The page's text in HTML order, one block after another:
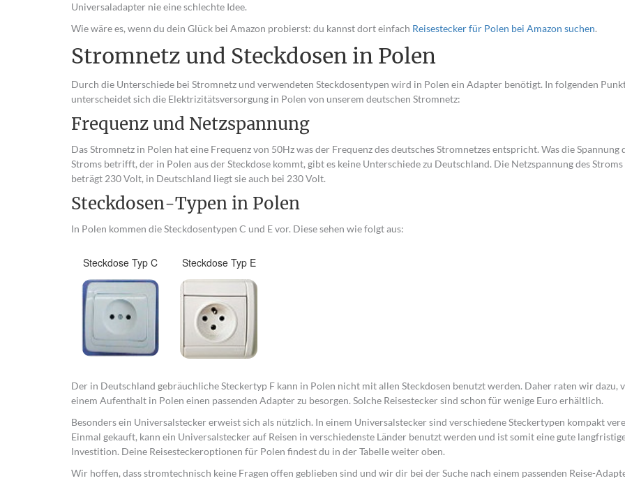
Universaladapter nie eine schlechte Idee.
Wie wäre es, wenn du dein Glück bei Amazon probierst: du kannst dort einfach Reisestecker für Polen bei Amazon suchen.
Stromnetz und Steckdosen in Polen
Durch die Unterschiede bei Stromnetz und verwendeten Steckdosentypen wird in Polen ein Adapter benötigt. In folgenden
unterscheidet sich die Elektrizitätsversorgung in Polen von unserem deutschen Stromnetz:
Frequenz und Netzspannung
Das Stromnetz in Polen hat eine Frequenz von 50Hz was der Frequenz des deutsches Stromnetzes entspricht. Was die Spannung
Stroms betrifft, der in Polen aus der Steckdose kommt, gibt es keine Unterschiede zu Deutschland. Die Netzspannung des
beträgt 230 Volt, in Deutschland liegt sie auch bei 230 Volt.
Steckdosen-Typen in Polen
In Polen kommen die Steckdosentypen C und E vor. Diese sehen wie folgt aus:
Steckdose Typ C Steckdose Typ E
Der in Deutschland gebräuchliche Steckertyp F kann in Polen nicht mit allen Steckdosen benutzt werden. Daher raten wir dazu,
einem Aufenthalt in Polen einen passenden Adapter zu besorgen. Solche Reisestecker sind schon für wenige Euro erhältlich.
Besonders ein Universalstecker erweist sich als nützlich. In einem Universalstecker sind verschiedene Steckertypen kompakt
Einmal gekauft, kann ein Universalstecker auf Reisen in verschiedenste Länder benutzt werden und ist somit eine gute
Investition. Deine Reisesteckeroptionen für Polen findest du in der Tabelle weiter oben.
Wir hoffen, dass stromtechnisch keine Fragen offen geblieben sind und wir dir bei der Suche nach einem passenden Reise-